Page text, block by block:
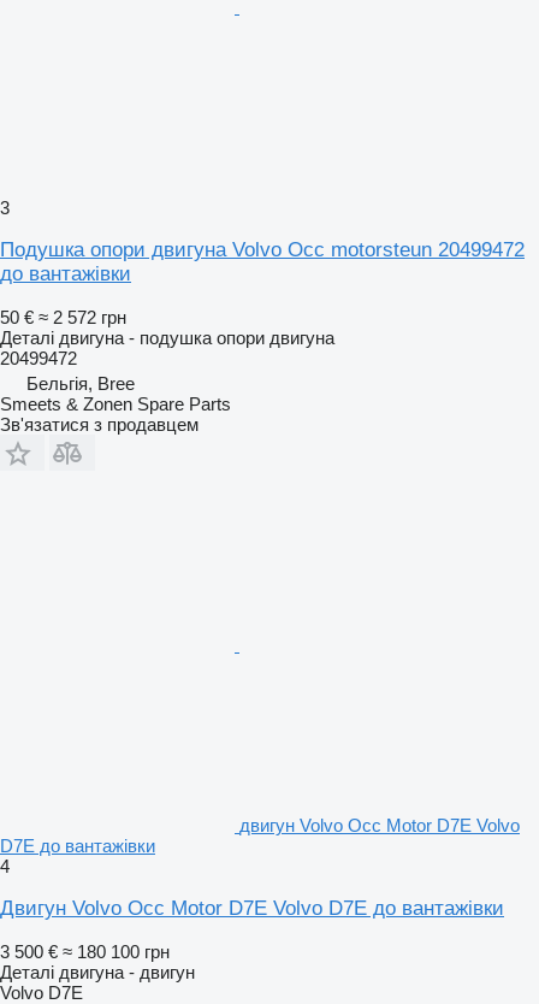
3
Подушка опори двигуна Volvo Occ motorsteun 20499472
до вантажівки
50 € ≈ 2 572 грн
Деталі двигуна - подушка опори двигуна
20499472
Бельгія, Bree
Smeets & Zonen Spare Parts
Зв'язатися з продавцем
двигун Volvo Occ Motor D7E Volvo
D7E до вантажівки
4
Двигун Volvo Occ Motor D7E Volvo D7E до вантажівки
3 500 € ≈ 180 100 грн
Деталі двигуна - двигун
Volvo D7E